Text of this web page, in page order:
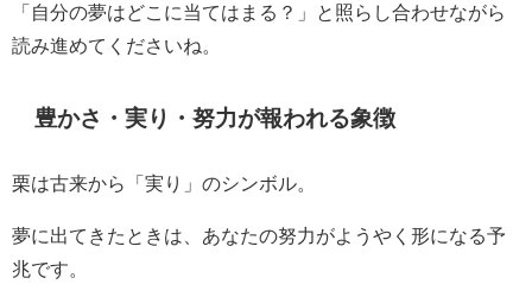
「自分の夢はどこに当てはまる？」と照らし合わせながら
読み進めてくださいね。
豊かさ・実り・努力が報われる象徴
栗は古来から「実り」のシンボル。
夢に出てきたときは、あなたの努力がようやく形になる予
兆です。